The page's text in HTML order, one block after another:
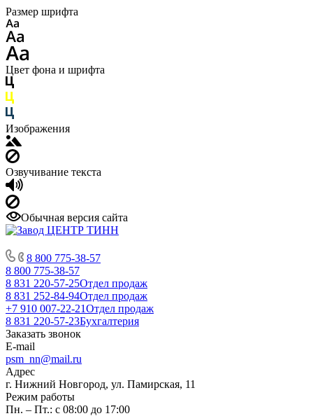
Размер шрифта
Цвет фона и шрифта
Изображения
Озвучивание текста
Обычная версия сайта
8 800 775-38-57
8 800 775-38-57
8 831 220-57-25Отдел продаж
8 831 252-84-94Отдел продаж
+7 910 007-22-21Отдел продаж
8 831 220-57-23Бухгалтерия
Заказать звонок
E-mail
psm_nn@mail.ru
Адрес
г. Нижний Новгород, ул. Памирская, 11
Режим работы
Пн. – Пт.: с 08:00 до 17:00